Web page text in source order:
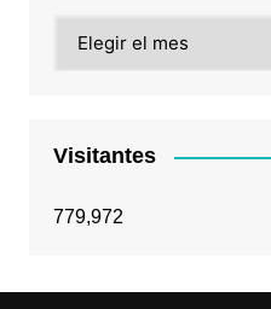
Visitantes
779,972